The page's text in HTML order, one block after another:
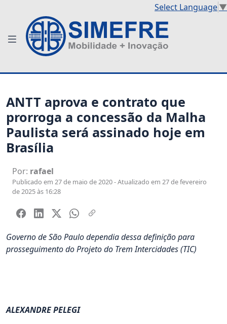
Select Language▼
ANTT aprova e contrato que
prorroga a concessão da Malha
Paulista será assinado hoje em
Brasília
Por: rafael
Publicado em 27 de maio de 2020 - Atualizado em 27 de fevereiro
de 2025 às 16:28
Governo de São Paulo dependia dessa definição para
prosseguimento do Projeto do Trem Intercidades (TIC)
ALEXANDRE PELEGI